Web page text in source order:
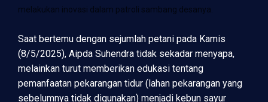
melakukan inovasi dalam patroli sambang desanya.
Saat bertemu dengan sejumlah petani pada Kamis
(8/5/2025), Aipda Suhendra tidak sekadar menyapa,
melainkan turut memberikan edukasi tentang
pemanfaatan pekarangan tidur (lahan pekarangan yang
sebelumnya tidak digunakan) menjadi kebun sayur